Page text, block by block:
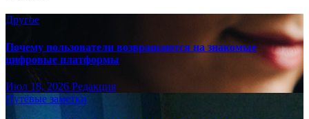
Другое
Почему пользователи возвращаются на знакомые
цифровые платформы
Июл 18, 2026 Редакция
Путёвые заметки